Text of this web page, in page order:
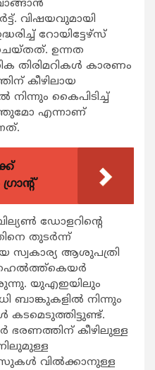
വിഷയവുമായി
റോയിട്ടേഴ്‌സ്
ഉന്നത
തിരിമറികള്‍ കാരണം
കീഴിലായ
കൈപിടിച്ച്
എന്നാണ്
ഡോളറിന്റെ
തുടര്‍ന്ന്
സ്വകാര്യ ആശുപത്രി
യുഎഇയിലും
ബാങ്കുകളില്‍ നിന്നും
ഭരണത്തിന് കീഴിലുള്ള
വില്‍ക്കാനുള്ള